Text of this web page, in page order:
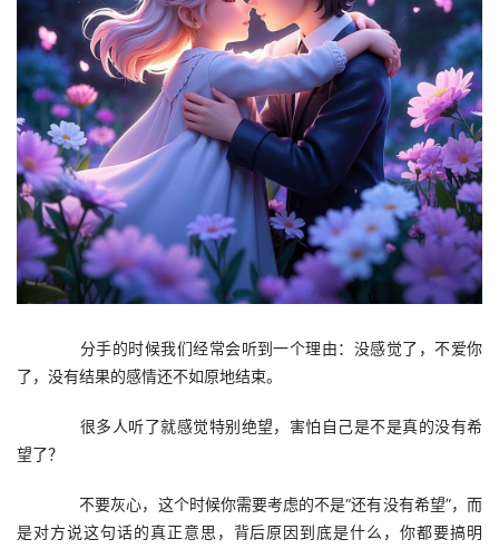
分手的时候我们经常会听到一个理由：没感觉了，不爱你
了，没有结果的感情还不如原地结束。
很多人听了就感觉特别绝望，害怕自己是不是真的没有希
望了？
不要灰心，这个时候你需要考虑的不是“还有没有希望”，而
是对方说这句话的真正意思，背后原因到底是什么，你都要搞明